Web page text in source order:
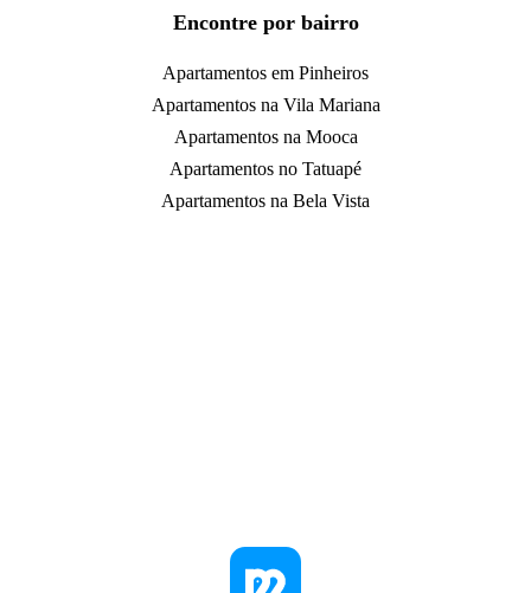
Encontre por bairro
Apartamentos em Pinheiros
Apartamentos na Vila Mariana
Apartamentos na Mooca
Apartamentos no Tatuapé
Apartamentos na Bela Vista